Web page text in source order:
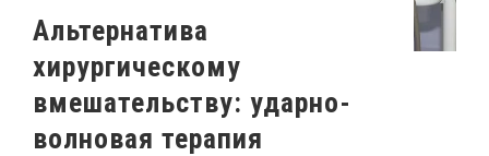
Альтернатива
хирургическому
вмешательству: ударно-
волновая терапия